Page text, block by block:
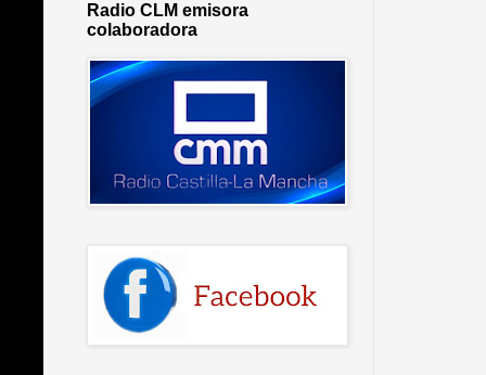
Radio CLM emisora
colaboradora